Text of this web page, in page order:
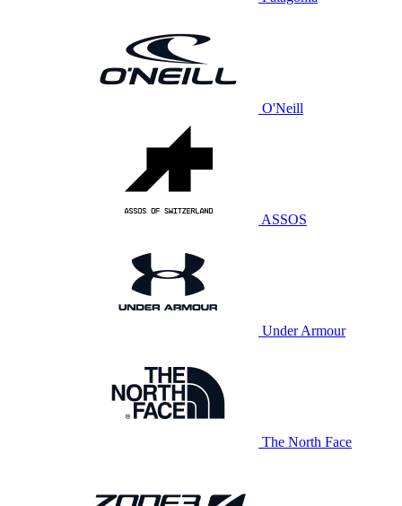
O'Neill
ASSOS
Under Armour
The North Face